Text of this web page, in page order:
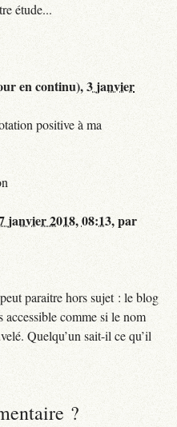
étude...
en continu),3 janvier
positive à ma
janvier 2018, 08:13,par
paraitre hors sujet : le blog
accessible comme si le nom
Quelqu’un sait-il ce qu’il
?